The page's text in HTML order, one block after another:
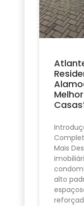
Mais
alto